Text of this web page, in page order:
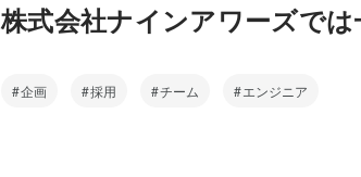
株式会社ナインアワーズで
企画 採用 チーム エンジニア